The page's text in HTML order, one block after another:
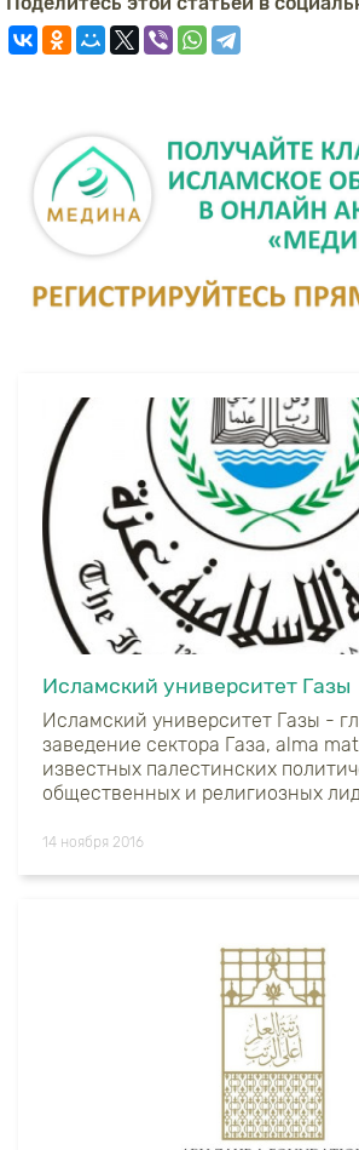
Исламский университет Газы
Исламский университет Газы -
заведение сектора Газа, alma
известных палестинских
общественных и религиозных
14 ноября 2016